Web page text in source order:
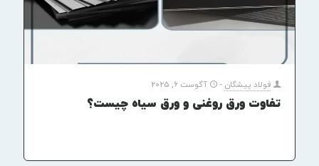
فولاد پیشگان - آگوست 6, 2025
تفاوت ورق روغنی و ورق سیاه چیست؟